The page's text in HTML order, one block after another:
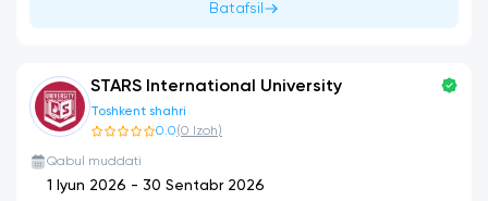
Batafsil
STARS International University
Toshkent shahri
0.0(0 Izoh)
Qabul muddati
1 Iyun 2026 - 30 Sentabr 2026